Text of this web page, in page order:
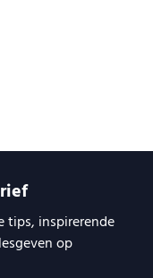
tips, inspirerende
op